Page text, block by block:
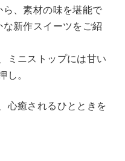
、素材の味を堪能で
新作スイーツをご紹
ミニストップには甘い
。
心癒されるひとときを